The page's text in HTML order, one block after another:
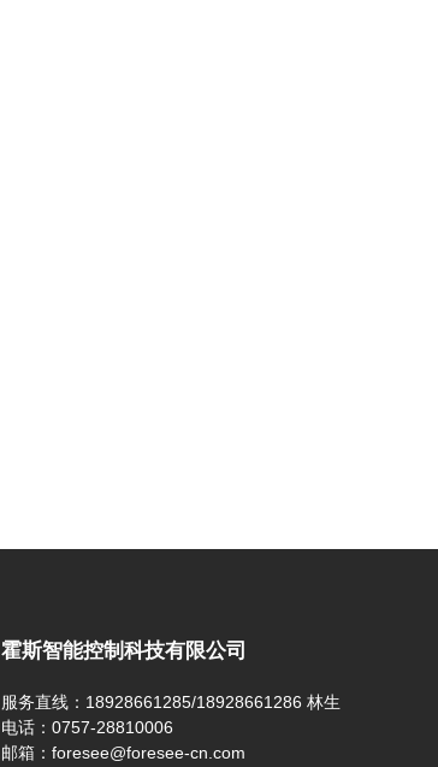
霍斯智能控制科技有限公司
服务直线：18928661285/18928661286 林生
电话：0757-28810006
邮箱：foresee@foresee-cn.com